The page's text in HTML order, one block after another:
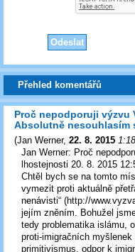
Přehled komentářů
Proč nepodporuji
Absolutně nesouhlasím
(Jan Werner, 22. 8. 2015 1:18
Jan Werner: Proč
lhostejnosti 20. 8. 2015
Chtěl bych se na tomto
vymezit proti aktuálně
nenávisti“ (http://
jejím zněním. Bohužel
tedy problematika islámu,
proti-imigračních
primitivismus, odpor k